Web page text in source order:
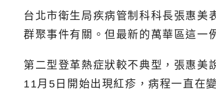
台北市衛生局疾病管制科科長張惠美
群聚事件有關。但最新的萬華區這一
第二型登革熱症狀較不典型，張惠美
11月5日開始出現紅疹，病程一直在